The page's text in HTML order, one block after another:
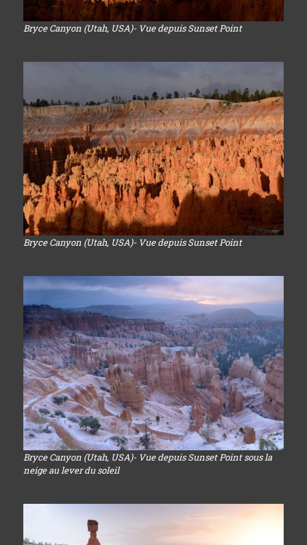
Bryce Canyon (Utah, USA)- Vue depuis Sunset Point
Bryce Canyon (Utah, USA)- Vue depuis Sunset Point
Bryce Canyon (Utah, USA)- Vue depuis Sunset Point sous la
neige au lever du soleil